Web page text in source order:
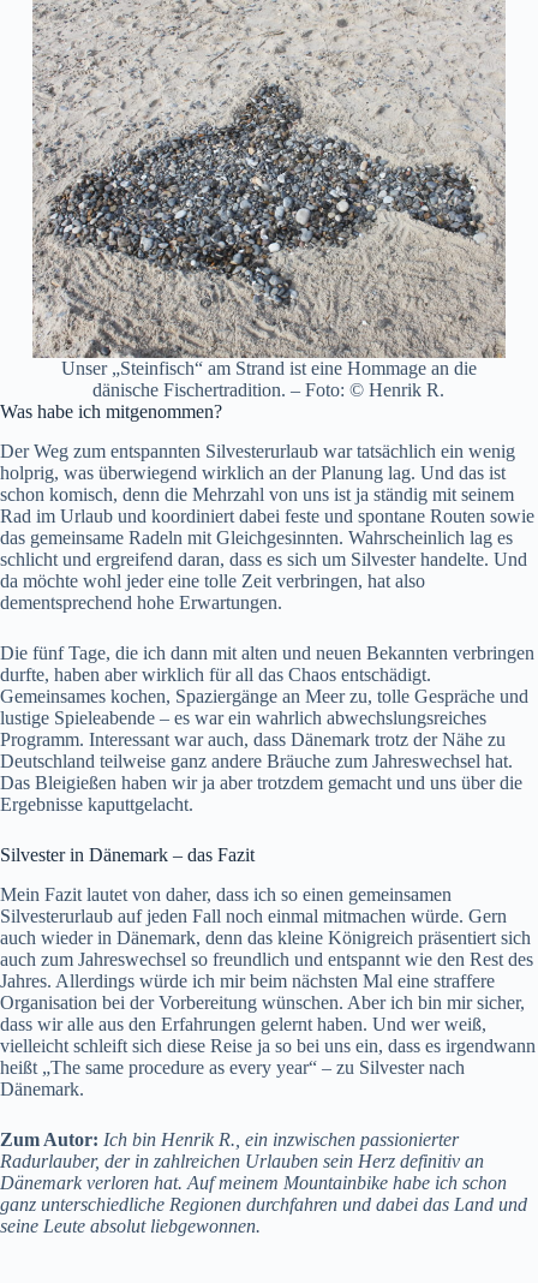
Unser „Steinfisch“ am Strand ist eine Hommage an die
dänische Fischertradition. – Foto: © Henrik R.
Was habe ich mitgenommen?
Der Weg zum entspannten Silvesterurlaub war tatsächlich ein wenig
holprig, was überwiegend wirklich an der Planung lag. Und das ist
schon komisch, denn die Mehrzahl von uns ist ja ständig mit seinem
Rad im Urlaub und koordiniert dabei feste und spontane Routen sowie
das gemeinsame Radeln mit Gleichgesinnten. Wahrscheinlich lag es
schlicht und ergreifend daran, dass es sich um Silvester handelte. Und
da möchte wohl jeder eine tolle Zeit verbringen, hat also
dementsprechend hohe Erwartungen.
Die fünf Tage, die ich dann mit alten und neuen Bekannten verbringen
durfte, haben aber wirklich für all das Chaos entschädigt.
Gemeinsames kochen, Spaziergänge an Meer zu, tolle Gespräche und
lustige Spieleabende – es war ein wahrlich abwechslungsreiches
Programm. Interessant war auch, dass Dänemark trotz der Nähe zu
Deutschland teilweise ganz andere Bräuche zum Jahreswechsel hat.
Das Bleigießen haben wir ja aber trotzdem gemacht und uns über die
Ergebnisse kaputtgelacht.
Silvester in Dänemark – das Fazit
Mein Fazit lautet von daher, dass ich so einen gemeinsamen
Silvesterurlaub auf jeden Fall noch einmal mitmachen würde. Gern
auch wieder in Dänemark, denn das kleine Königreich präsentiert sich
auch zum Jahreswechsel so freundlich und entspannt wie den Rest des
Jahres. Allerdings würde ich mir beim nächsten Mal eine straffere
Organisation bei der Vorbereitung wünschen. Aber ich bin mir sicher,
dass wir alle aus den Erfahrungen gelernt haben. Und wer weiß,
vielleicht schleift sich diese Reise ja so bei uns ein, dass es irgendwann
heißt „The same procedure as every year“ – zu Silvester nach
Dänemark.
Zum Autor: Ich bin Henrik R., ein inzwischen passionierter
Radurlauber, der in zahlreichen Urlauben sein Herz definitiv an
Dänemark verloren hat. Auf meinem Mountainbike habe ich schon
ganz unterschiedliche Regionen durchfahren und dabei das Land und
seine Leute absolut liebgewonnen.